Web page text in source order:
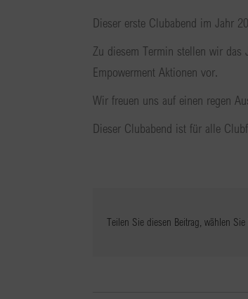
Dieser erste Clubabend im Jahr
Zu diesem Termin stellen wir das
Empowerment Aktionen vor.
Wir freuen uns auf einen regen
Dieser Clubabend ist für alle
Teilen Sie diesen Beitrag, wählen Sie